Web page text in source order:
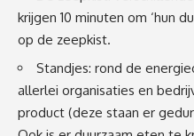
krijgen 10 minuten om ‘hun
op de zeepkist.
Standjes: rond de
allerlei organisaties en
product (deze staan er